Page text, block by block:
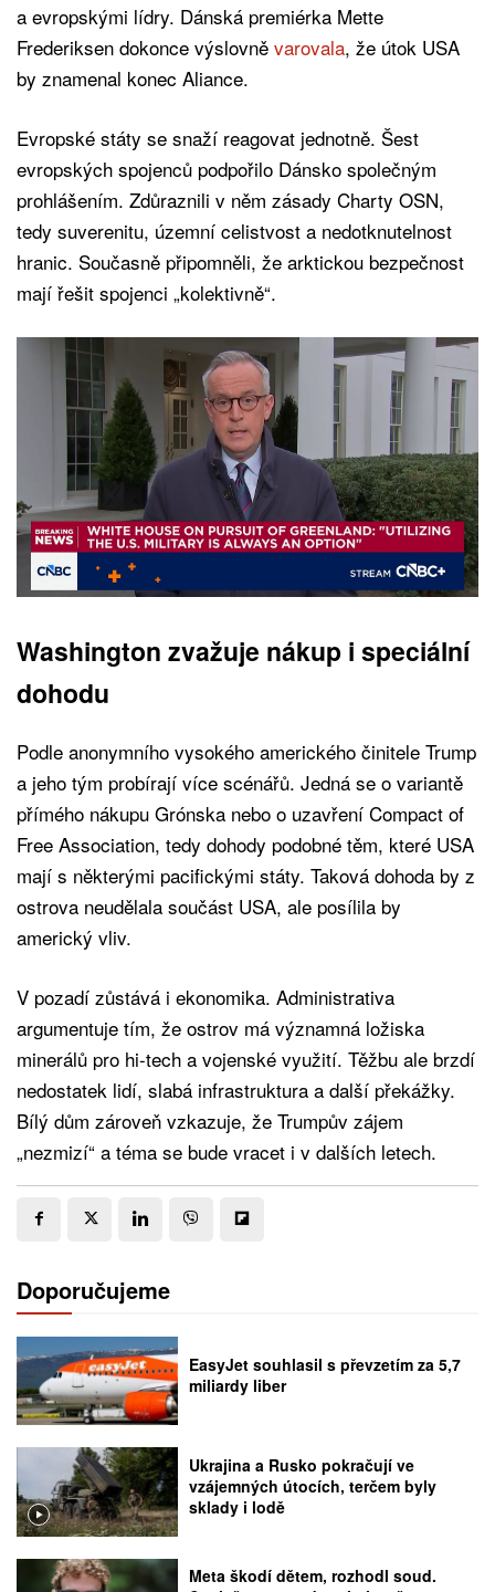
a evropskými lídry. Dánská premiérka Mette
Frederiksen dokonce výslovně varovala, že útok USA
by znamenal konec Aliance.
Evropské státy se snaží reagovat jednotně. Šest
evropských spojenců podpořilo Dánsko společným
prohlášením. Zdůraznili v něm zásady Charty OSN,
tedy suverenitu, územní celistvost a nedotknutelnost
hranic. Současně připomněli, že arktickou bezpečnost
mají řešit spojenci „kolektivně“.
Washington zvažuje nákup i speciální
dohodu
Podle anonymního vysokého amerického činitele Trump
a jeho tým probírají více scénářů. Jedná se o variantě
přímého nákupu Grónska nebo o uzavření Compact of
Free Association, tedy dohody podobné těm, které USA
mají s některými pacifickými státy. Taková dohoda by z
ostrova neudělala součást USA, ale posílila by
americký vliv.
V pozadí zůstává i ekonomika. Administrativa
argumentuje tím, že ostrov má významná ložiska
minerálů pro hi-tech a vojenské využití. Těžbu ale brzdí
nedostatek lidí, slabá infrastruktura a další překážky.
Bílý dům zároveň vzkazuje, že Trumpův zájem
„nezmizí“ a téma se bude vracet i v dalších letech.
Doporučujeme
EasyJet souhlasil s převzetím za 5,7
miliardy liber
Ukrajina a Rusko pokračují ve
vzájemných útocích, terčem byly
sklady i lodě
Meta škodí dětem, rozhodl soud.